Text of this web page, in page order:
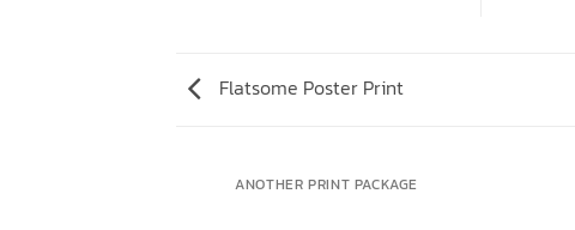
Flatsome Poster Print
ANOTHER PRINT PACKAGE